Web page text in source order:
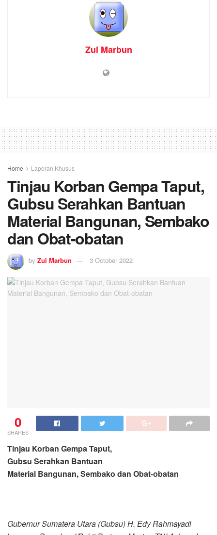
Zul Marbun
Home Laporan Khusus
Tinjau Korban Gempa Taput,
Gubsu Serahkan Bantuan
Material Bangunan, Sembako
dan Obat-obatan
by Zul Marbun 3 October 2022
0
SHARES
Tinjau Korban Gempa Taput,
Gubsu Serahkan Bantuan
Material Bangunan, Sembako dan Obat-obatan
Gubernur Sumatera Utara (Gubsu) H. Edy Rahmayadi